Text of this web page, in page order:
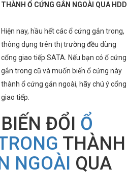
Ổ CỨNG GẮN NGOÀI QUA HDD
Hiện nay, hầu hết các ổ cứng gắn trong,
thông dụng trên thị trường đều dùng
cổng giao tiếp SATA. Nếu bạn có ổ cứng
gắn trong cũ và muốn biến ổ cứng này
thành ổ cứng gắn ngoài, hãy chú ý cổng
giao tiếp.
BIẾN ĐỔI Ổ
THÀNH
NGOÀI QUA